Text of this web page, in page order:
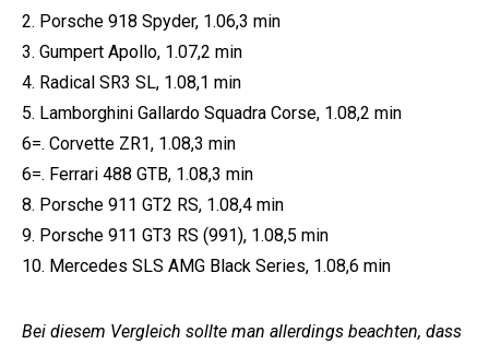
2. Porsche 918 Spyder, 1.06,3 min
3. Gumpert Apollo, 1.07,2 min
4. Radical SR3 SL, 1.08,1 min
5. Lamborghini Gallardo Squadra Corse, 1.08,2 min
6=. Corvette ZR1, 1.08,3 min
6=. Ferrari 488 GTB, 1.08,3 min
8. Porsche 911 GT2 RS, 1.08,4 min
9. Porsche 911 GT3 RS (991), 1.08,5 min
10. Mercedes SLS AMG Black Series, 1.08,6 min
Bei diesem Vergleich sollte man allerdings beachten, dass